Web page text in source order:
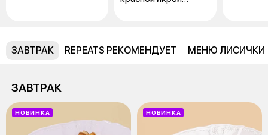
ЗАВТРАК REPEATS РЕКОМЕНДУЕТ МЕНЮ ЛИСИЧКИ
ЗАВТРАК
НОВИНКА НОВИНКА